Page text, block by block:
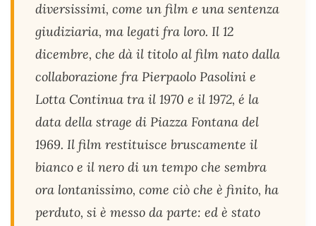
diversissimi, come un film e una sentenza
giudiziaria, ma legati fra loro. Il 12
dicembre, che dà il titolo al film nato dalla
collaborazione fra Pierpaolo Pasolini e
Lotta Continua tra il 1970 e il 1972, é la
data della strage di Piazza Fontana del
1969. Il film restituisce bruscamente il
bianco e il nero di un tempo che sembra
ora lontanissimo, come ciò che è finito, ha
perduto, si è messo da parte: ed è stato